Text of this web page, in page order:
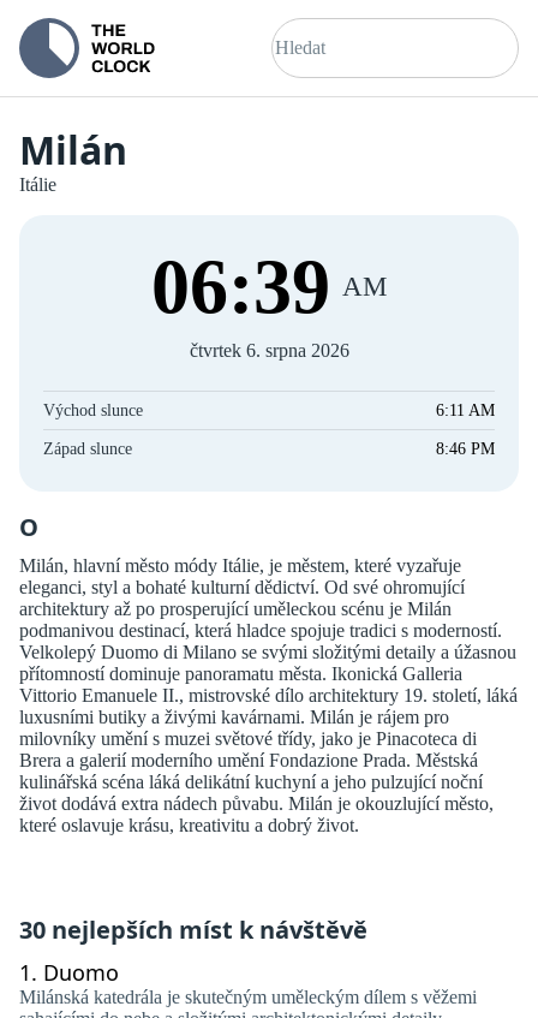
Milán
Itálie
06:39 AM
čtvrtek 6. srpna 2026
Východ slunce 6:11 AM
Západ slunce 8:46 PM
O
Milán, hlavní město módy Itálie, je městem, které vyzařuje
eleganci, styl a bohaté kulturní dědictví. Od své ohromující
architektury až po prosperující uměleckou scénu je Milán
podmanivou destinací, která hladce spojuje tradici s moderností.
Velkolepý Duomo di Milano se svými složitými detaily a úžasnou
přítomností dominuje panoramatu města. Ikonická Galleria
Vittorio Emanuele II., mistrovské dílo architektury 19. století, láká
luxusními butiky a živými kavárnami. Milán je rájem pro
milovníky umění s muzei světové třídy, jako je Pinacoteca di
Brera a galerií moderního umění Fondazione Prada. Městská
kulinářská scéna láká delikátní kuchyní a jeho pulzující noční
život dodává extra nádech půvabu. Milán je okouzlující město,
které oslavuje krásu, kreativitu a dobrý život.
30 nejlepších míst k návštěvě
1. Duomo
Milánská katedrála je skutečným uměleckým dílem s věžemi